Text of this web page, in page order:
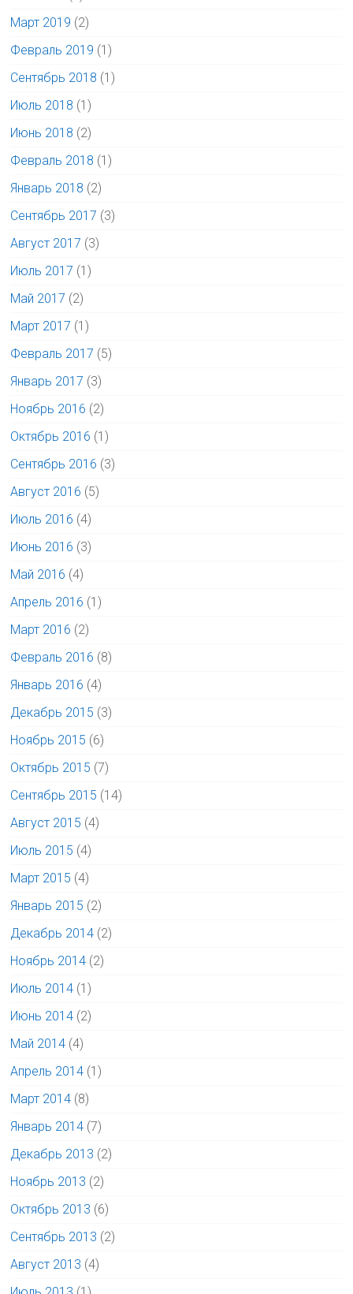
Март 2019 (2)
Февраль 2019 (1)
Сентябрь 2018 (1)
Июль 2018 (1)
Июнь 2018 (2)
Февраль 2018 (1)
Январь 2018 (2)
Сентябрь 2017 (3)
Август 2017 (3)
Июль 2017 (1)
Май 2017 (2)
Март 2017 (1)
Февраль 2017 (5)
Январь 2017 (3)
Ноябрь 2016 (2)
Октябрь 2016 (1)
Сентябрь 2016 (3)
Август 2016 (5)
Июль 2016 (4)
Июнь 2016 (3)
Май 2016 (4)
Апрель 2016 (1)
Март 2016 (2)
Февраль 2016 (8)
Январь 2016 (4)
Декабрь 2015 (3)
Ноябрь 2015 (6)
Октябрь 2015 (7)
Сентябрь 2015 (14)
Август 2015 (4)
Июль 2015 (4)
Март 2015 (4)
Январь 2015 (2)
Декабрь 2014 (2)
Ноябрь 2014 (2)
Июль 2014 (1)
Июнь 2014 (2)
Май 2014 (4)
Апрель 2014 (1)
Март 2014 (8)
Январь 2014 (7)
Декабрь 2013 (2)
Ноябрь 2013 (2)
Октябрь 2013 (6)
Сентябрь 2013 (2)
Август 2013 (4)